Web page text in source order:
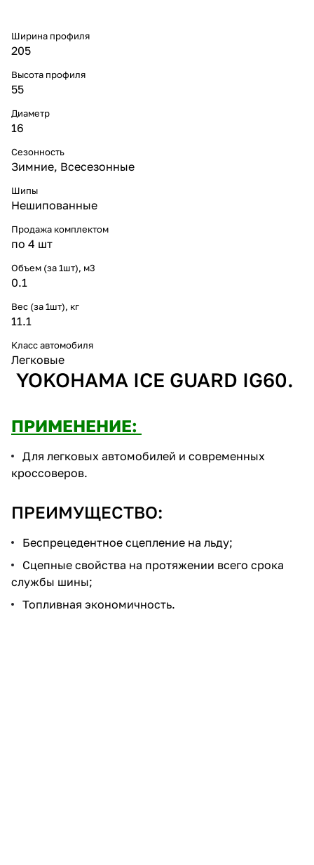
Ширина профиля
205
Высота профиля
55
Диаметр
16
Сезонность
Зимние, Всесезонные
Шипы
Нешипованные
Продажа комплектом
по 4 шт
Объем (за 1шт), м3
0.1
Вес (за 1шт), кг
11.1
Класс автомобиля
Легковые
YOKOHAMA ICE GUARD IG60.
ПРИМЕНЕНИЕ:
Для легковых автомобилей и современных
кроссоверов.
ПРЕИМУЩЕСТВО:
Беспрецедентное сцепление на льду;
Сцепные свойства на протяжении всего срока
службы шины;
Топливная экономичность.